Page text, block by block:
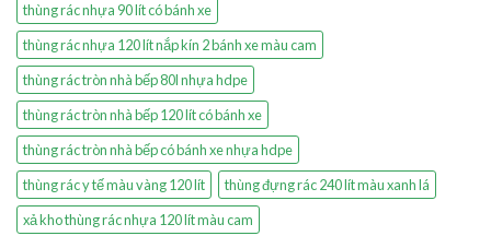
thùng rác nhựa 90 lít có bánh xe
thùng rác nhựa 120 lít nắp kín 2 bánh xe màu cam
thùng rác tròn nhà bếp 80l nhựa hdpe
thùng rác tròn nhà bếp 120 lít có bánh xe
thùng rác tròn nhà bếp có bánh xe nhựa hdpe
thùng rác y tế màu vàng 120 lít
thùng đựng rác 240 lít màu xanh lá
xả kho thùng rác nhựa 120 lít màu cam